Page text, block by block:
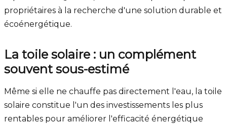
propriétaires à la recherche d'une solution durable et
écoénergétique.
La toile solaire : un complément
souvent sous-estimé
Même si elle ne chauffe pas directement l'eau, la toile
solaire constitue l'un des investissements les plus
rentables pour améliorer l'efficacité énergétique